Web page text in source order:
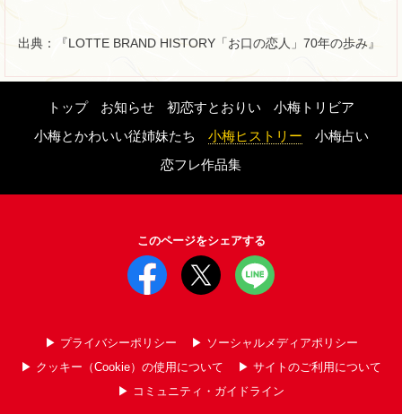
出典：『LOTTE BRAND HISTORY「お口の恋人」70年の歩み』
トップ お知らせ 初恋すとおりい
小梅トリビア
小梅とかわいい従姉妹たち
小梅ヒストリー
小梅占い
恋フレ作品集
このページをシェアする
▶︎ プライバシーポリシー
▶︎ ソーシャルメディアポリシー
▶︎ クッキー（Cookie）の使用について
▶︎ サイトのご利用について
▶︎ コミュニティ・ガイドライン